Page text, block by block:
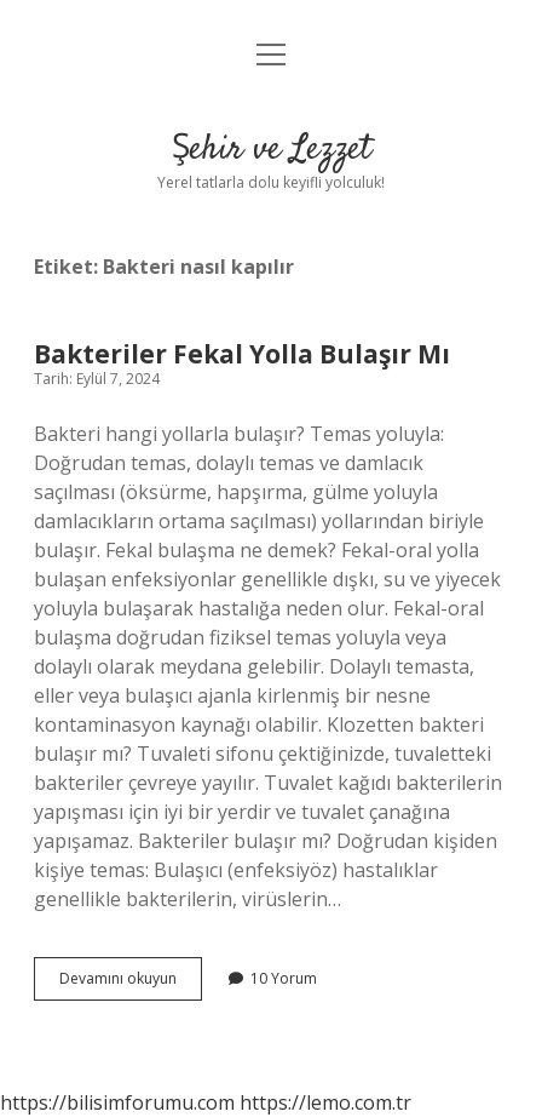
Anasayfa
Yasal Uyarı
menüyü
Şehir ve Lezzet
Yerel tatlarla dolu keyifli yolculuk!
Etiket: Bakteri nasıl kapılır
Bakteriler Fekal Yolla Bulaşır Mı
Tarih: Eylül 7, 2024
Bakteri hangi yollarla bulaşır? Temas yoluyla:
Doğrudan temas, dolaylı temas ve damlacık
saçılması (öksürme, hapşırma, gülme yoluyla
damlacıkların ortama saçılması) yollarından biriyle
bulaşır. Fekal bulaşma ne demek? Fekal-oral yolla
bulaşan enfeksiyonlar genellikle dışkı, su ve yiyecek
yoluyla bulaşarak hastalığa neden olur. Fekal-oral
bulaşma doğrudan fiziksel temas yoluyla veya
dolaylı olarak meydana gelebilir. Dolaylı temasta,
eller veya bulaşıcı ajanla kirlenmiş bir nesne
kontaminasyon kaynağı olabilir. Klozetten bakteri
bulaşır mı? Tuvaleti sifonu çektiğinizde, tuvaletteki
bakteriler çevreye yayılır. Tuvalet kağıdı bakterilerin
yapışması için iyi bir yerdir ve tuvalet çanağına
yapışamaz. Bakteriler bulaşır mı? Doğrudan kişiden
kişiye temas: Bulaşıcı (enfeksiyöz) hastalıklar
genellikle bakterilerin, virüslerin…
Devamını okuyun Bakteriler
Fekal
10 Yorum
https://bilisimforumu.com https://lemo.com.tr